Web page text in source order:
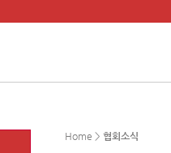
Home > 협회소식